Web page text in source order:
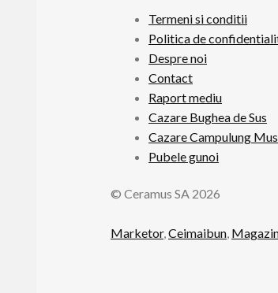
Termeni si conditii
Politica de
Despre noi
Contact
Raport mediu
Cazare Bughea de Sus
Cazare Campulung
Pubele gunoi
© Ceramus SA 2026
Marketor,Ceimaibun,